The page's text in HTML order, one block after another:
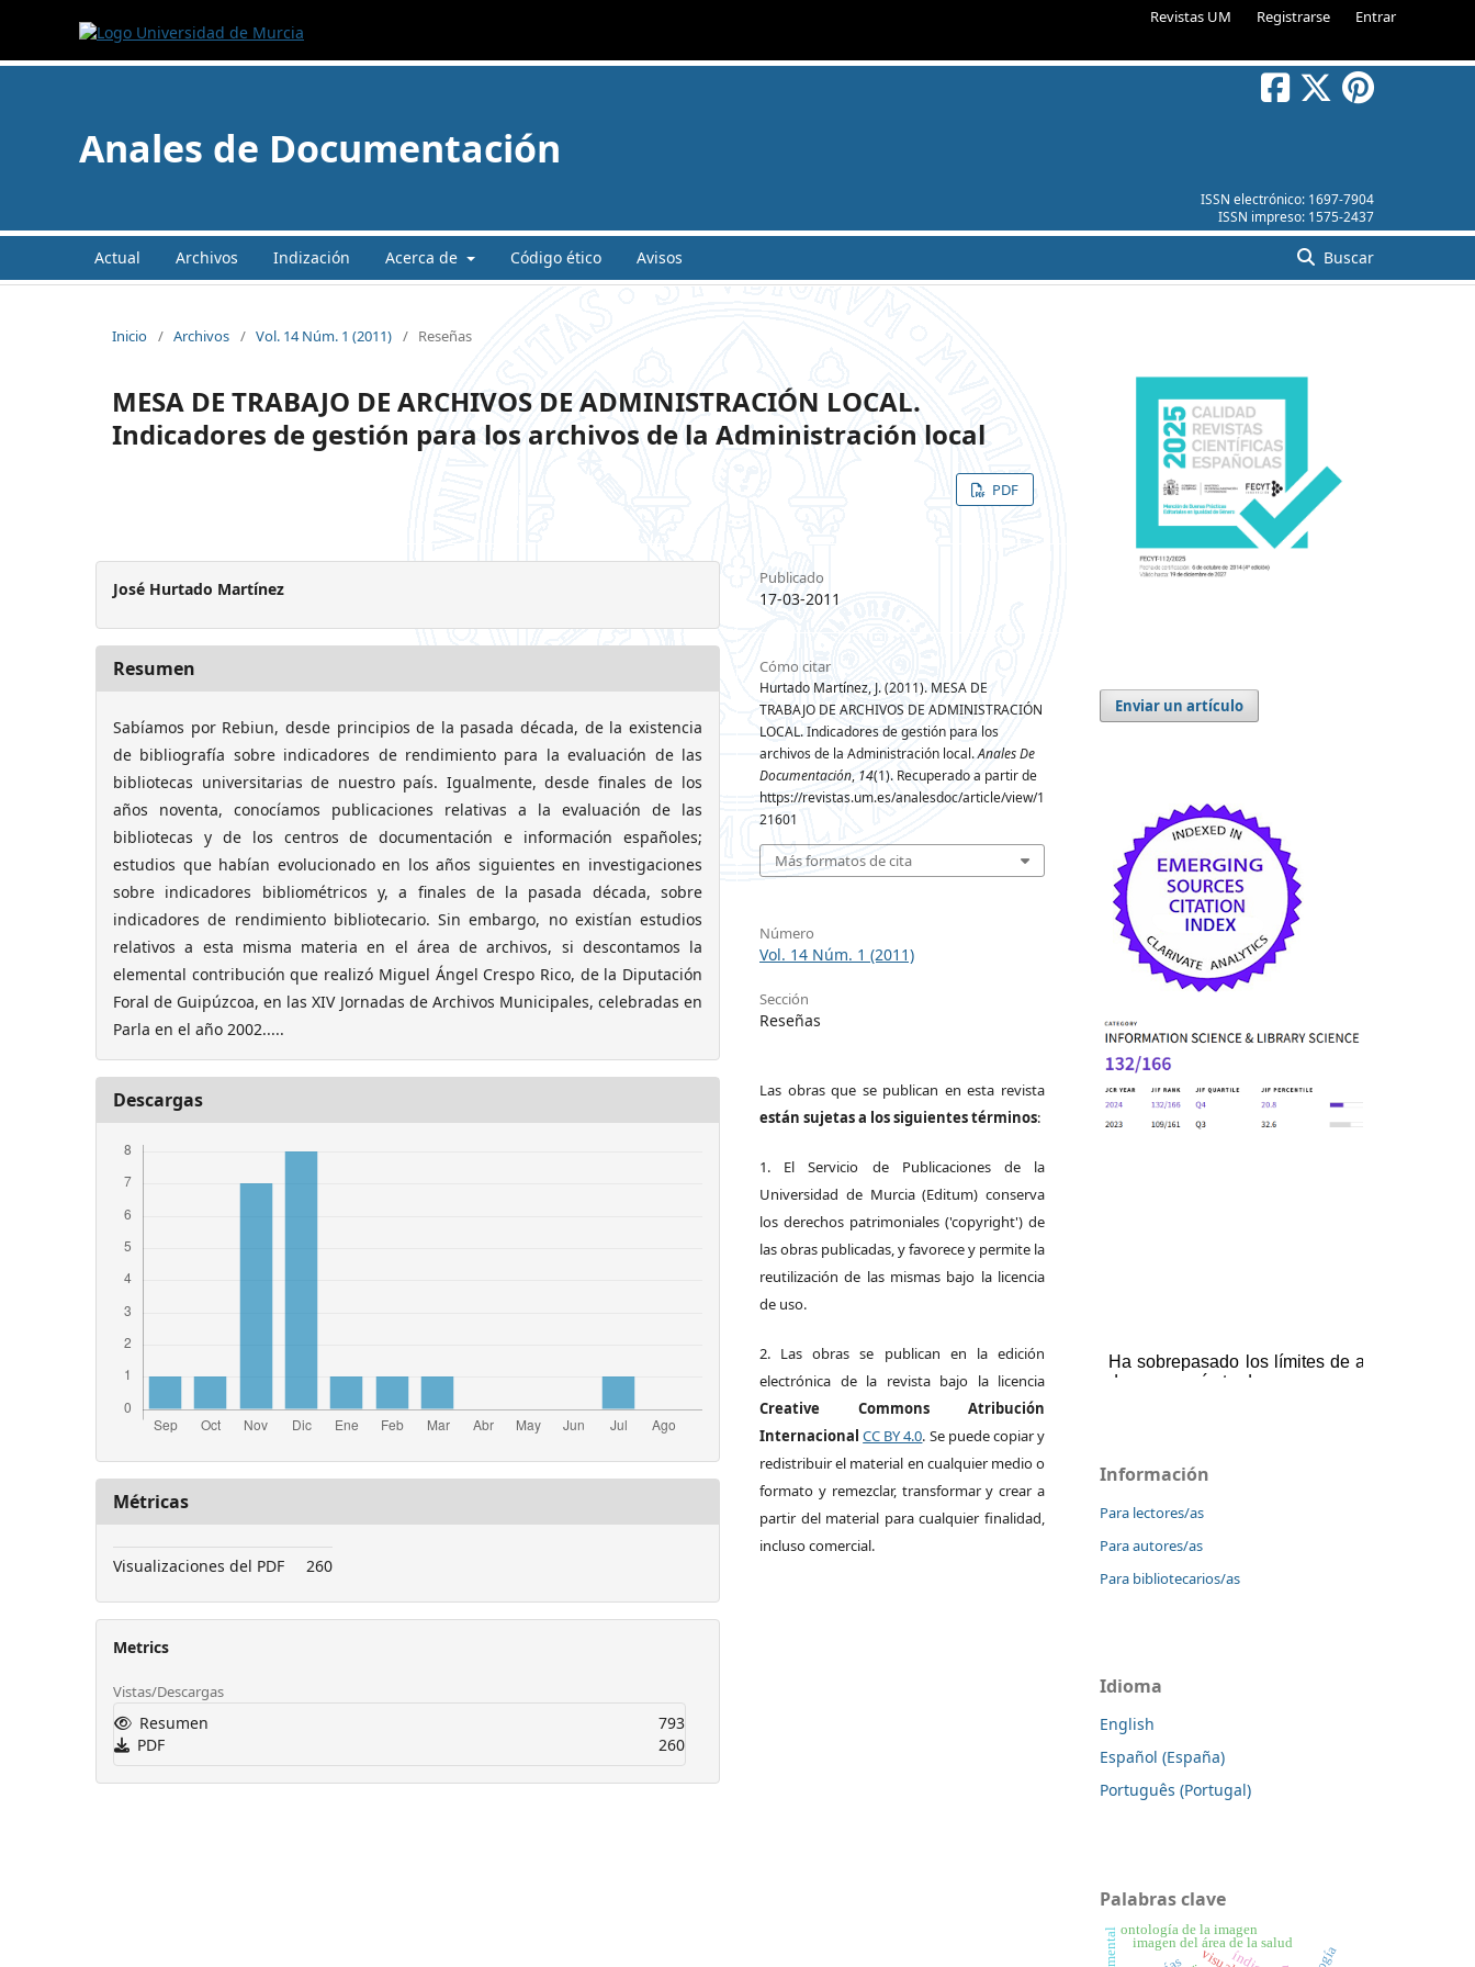
Revistas UM Registrarse Entrar
ISSN electrónico: 1697-7904
ISSN impreso: 1575-2437
Anales de Documentación
Actual Archivos Indización Acerca de Código ético Avisos Buscar
Inicio / Archivos / Vol. 14 Núm. 1 (2011) / Reseñas
MESA DE TRABAJO DE ARCHIVOS DE ADMINISTRACIÓN LOCAL.
Indicadores de gestión para los archivos de la Administración local
PDF
José Hurtado Martínez
Resumen
Sabíamos por Rebiun, desde principios de la pasada década, de la existencia
de bibliografía sobre indicadores de rendimiento para la evaluación de las
bibliotecas universitarias de nuestro país. Igualmente, desde finales de los
años noventa, conocíamos publicaciones relativas a la evaluación de las
bibliotecas y de los centros de documentación e información españoles;
estudios que habían evolucionado en los años siguientes en investigaciones
sobre indicadores bibliométricos y, a finales de la pasada década, sobre
indicadores de rendimiento bibliotecario. Sin embargo, no existían estudios
relativos a esta misma materia en el área de archivos, si descontamos la
elemental contribución que realizó Miguel Ángel Crespo Rico, de la Diputación
Foral de Guipúzcoa, en las XIV Jornadas de Archivos Municipales, celebradas en
Parla en el año 2002.....
Descargas
Métricas
Visualizaciones del PDF 260
Metrics
Vistas/Descargas
Resumen
793
PDF
260
Publicado
17-03-2011
Cómo citar
Hurtado Martínez, J. (2011). MESA DE
TRABAJO DE ARCHIVOS DE ADMINISTRACIÓN
LOCAL. Indicadores de gestión para los
archivos de la Administración local.Anales De
Documentación, 14(1). Recuperado a partir de
https://revistas.um.es/analesdoc/article/view/1
21601
Más formatos de cita
Número
Vol. 14 Núm. 1 (2011)
Sección
Reseñas
Las obras que se publican en esta revista
están sujetas a los siguientes términos:
1. El Servicio de Publicaciones de la
Universidad de Murcia (Editum) conserva
los derechos patrimoniales ('copyright') de
las obras publicadas, y favorece y permite la
reutilización de las mismas bajo la licencia
de uso.
2. Las obras se publican en la edición
electrónica de la revista bajo la licencia
Creative Commons Atribución
Internacional CC BY 4.0. Se puede copiar y
redistribuir el material en cualquier medio o
formato y remezclar, transformar y crear a
partir del material para cualquier finalidad,
incluso comercial.
Enviar un artículo
Información
Para lectores/as
Para autores/as
Para bibliotecarios/as
Idioma
English
Español (España)
Português (Portugal)
Palabras clave
imagen del área de la salud
ontología de la imagen